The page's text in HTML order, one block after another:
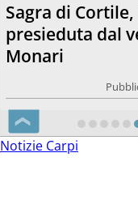
Sagra di Cortile,
presieduta dal
Monari
❮
Notizie Carpi